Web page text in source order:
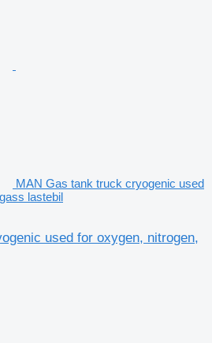
MAN Gas tank truck cryogenic used
lastebil
used for oxygen, nitrogen,